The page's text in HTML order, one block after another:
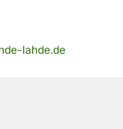
lahde.de